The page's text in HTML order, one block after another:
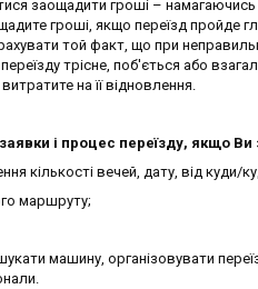
заощадити гроші – намагаючись
гроші, якщо переїзд пройде
той факт, що при
трісне, поб'ється або
на її відновлення.
і процес переїзду, якщо Ви
кількості вечей, дату, від куди/
маршруту;
машину, організовувати